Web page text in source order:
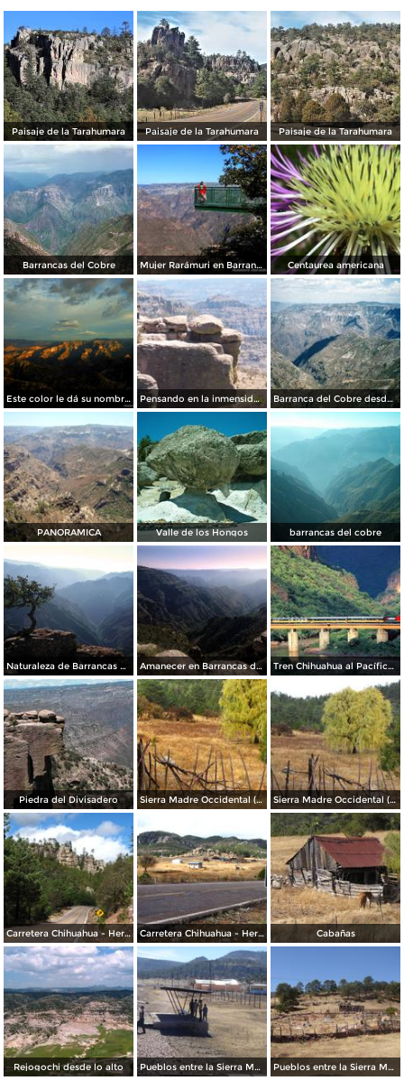
Paisaje de la Tarahumara Paisaje de la Tarahumara Paisaje de la Tarahumara
Barrancas del Cobre Mujer Rarámuri en Barrancas del Cobre Centaurea americana
Este color le dá su nombre a Barrancas del Cobre Pensando en la inmensidad Barranca del Cobre desde el divisadero. Estado de Chihuahua. 2002
PANORAMICA Valle de los Hongos barrancas del cobre
Naturaleza de Barrancas del Cobre Amanecer en Barrancas del Cobre Tren Chihuahua al Pacífico (Chepe)
Piedra del Divisadero Sierra Madre Occidental (Sierra Tarahumara) Sierra Madre Occidental (Sierra Tarahumara)
Carretera Chihuahua - Hermosillo Carretera Chihuahua - Hermosillo Cabañas
Rejogochi desde lo alto Pueblos entre la Sierra Madre Occidental Pueblos entre la Sierra Madre Occidental